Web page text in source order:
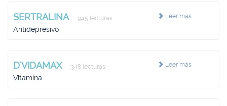
Leer más
SERTRALINA 945 lecturas
Antidepresivo
Leer más
D'VIDAMAX 348 lecturas
Vitamina